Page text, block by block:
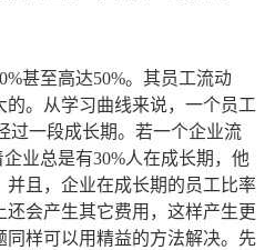
甚至高达50%。其员工流动
。从学习曲线来说，一个员工
过一段成长期。若一个企业流
业总是有30%人在成长期，他
且，企业在成长期的员工比率
会产生其它费用，这样产生更
样可以用精益的方法解决。先